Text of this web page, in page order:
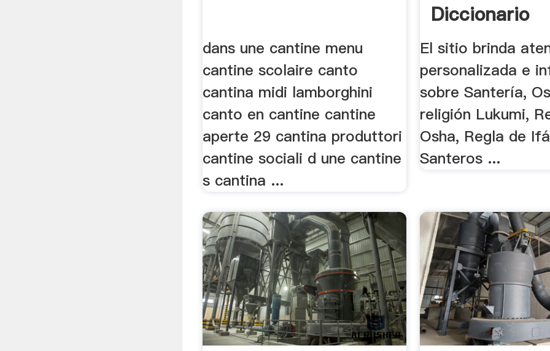
dans une cantine menu
cantine scolaire canto
cantina midi lamborghini
canto en cantine cantine
aperte 29 cantina produttori
cantine sociali d une cantine
s cantina ...
Diccionario
El sitio brinda
personalizada e
sobre Santería,
religión Lukumi,
Osha, Regla de
Santeros ...